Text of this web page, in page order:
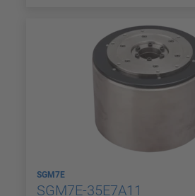
SGM7E
SGM7E-35E7A11